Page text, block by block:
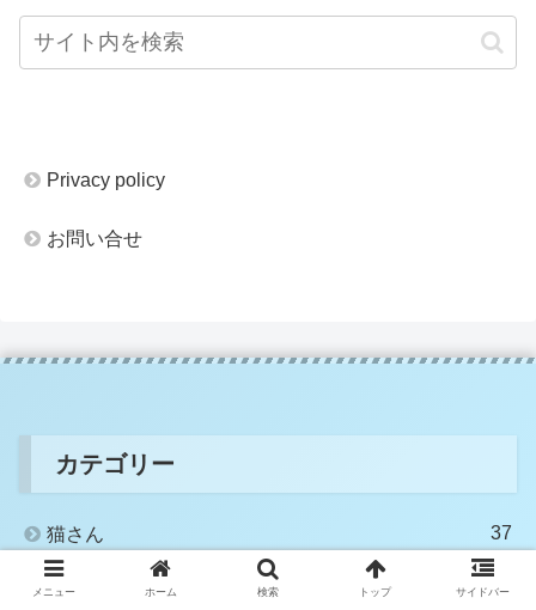
Privacy policy
お問い合せ
カテゴリー
猫さん 37
海外旅行 26
メニュー ホーム 検索 トップ サイドバー